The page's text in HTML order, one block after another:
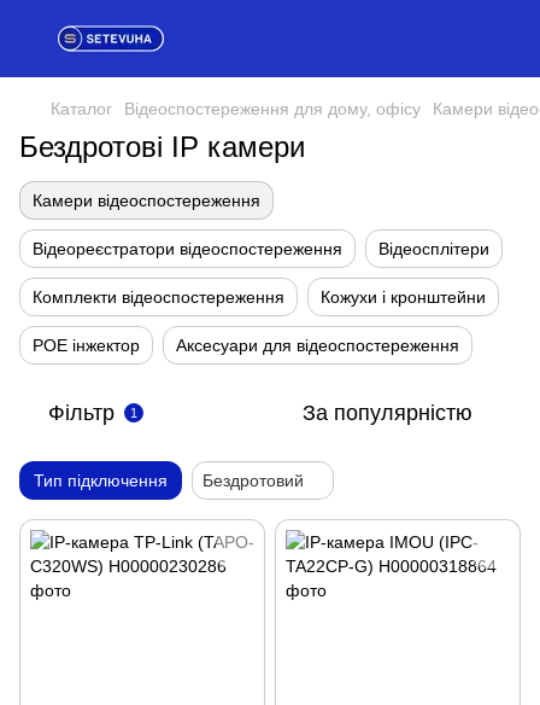
Каталог Відеоспостереження для дому, офісу Камери
Бездротові IP камери
Камери відеоспостереження
Відеореєстратори відеоспостереження Відеосплітери
Комплекти відеоспостереження Кожухи і кронштейни
POE інжектор Аксесуари для відеоспостереження
Фільтр 1 За популярністю
Тип підключення Бездротовий